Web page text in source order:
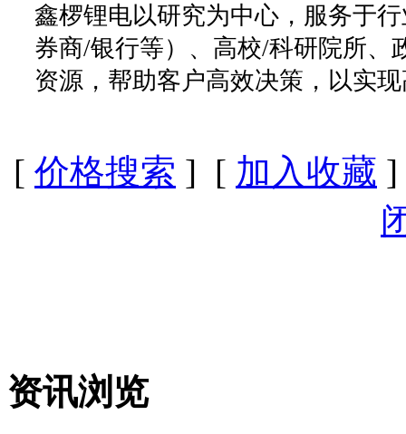
鑫椤锂电以研究为中心，服务于
券商/银行等）、高校/科研院所、
资源，帮助客户高效决策，以实
[ 价格搜索 ] [ 加入收藏
资讯浏览